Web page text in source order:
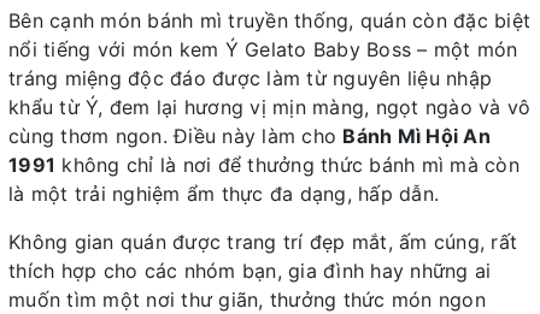
Bên cạnh món bánh mì truyền thống, quán còn đặc biệt
nổi tiếng với món kem Ý Gelato Baby Boss – một món
tráng miệng độc đáo được làm từ nguyên liệu nhập
khẩu từ Ý, đem lại hương vị mịn màng, ngọt ngào và vô
cùng thơm ngon. Điều này làm cho Bánh Mì Hội An
1991 không chỉ là nơi để thưởng thức bánh mì mà còn
là một trải nghiệm ẩm thực đa dạng, hấp dẫn.
Không gian quán được trang trí đẹp mắt, ấm cúng, rất
thích hợp cho các nhóm bạn, gia đình hay những ai
muốn tìm một nơi thư giãn, thưởng thức món ngon